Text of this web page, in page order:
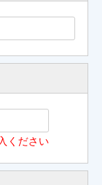
ください